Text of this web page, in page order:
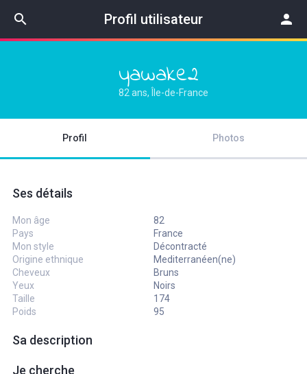
search Profil utilisateur person
yawake2
82 ans, Île-de-France
Profil Photos
Ses détails
Mon âge
82
Pays
France
Mon style
Décontracté
Origine ethnique
Mediterranéen(ne)
Cheveux
Bruns
Yeux
Noirs
Taille
174
Poids
95
Sa description
Je cherche